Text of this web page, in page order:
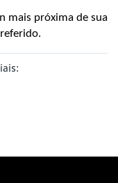
mais próxima de sua